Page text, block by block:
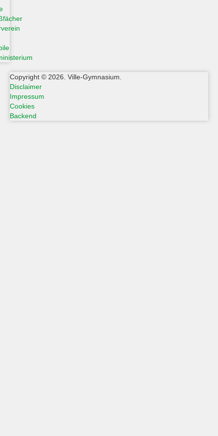
Copyright © 2026. Ville-Gymnasium.
Disclaimer
Impressum
Cookies
Backend